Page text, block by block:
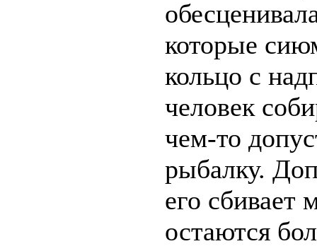
которые
кольцо с
человек
чем-то
рыбалку.
его сбивает
остаются